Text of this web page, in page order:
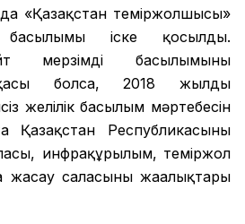
«Қазақстан теміржолшысы»
басылымы іске қосылды.
мерзімді басылымының
болса, 2018 жылдың
желілік басылым мәртебесін
Қазақстан Республикасының
инфрақұрылым, теміржол
жасау саласының жаңалықтары